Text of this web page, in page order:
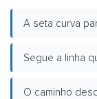
A seta curva
Segue a linha
O caminho